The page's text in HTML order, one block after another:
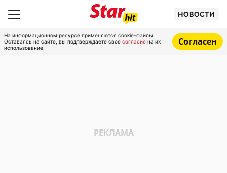
НОВОСТИ
На информационном ресурсе применяются cookie-файлы.
Оставаясь на сайте, вы подтверждаете свое согласие на их
использование.
Согласен